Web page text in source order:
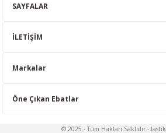
SAYFALAR
İLETİŞİM
Markalar
Öne Çıkan Ebatlar
© 2025 - Tüm Hakları Saklıdır -